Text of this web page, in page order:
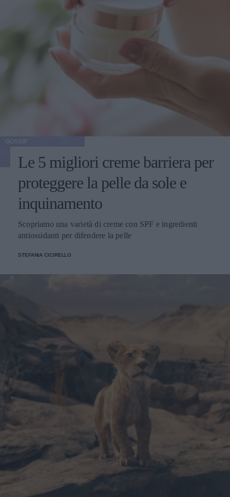
Le 5 migliori creme barriera per
proteggere la pelle da sole e
inquinamento
Scopriamo una varietà di creme con SPF e ingredienti
antiossidanti per difendere la pelle
STEFANIA CICIRELLO